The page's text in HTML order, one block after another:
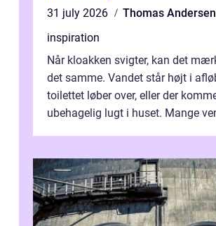
31 july 2026
Thomas Andersen
inspiration
Når kloakken svigter, kan det
det samme. Vandet står højt i
toilettet løber over, eller der
ubehagelig lugt i huset. Mange